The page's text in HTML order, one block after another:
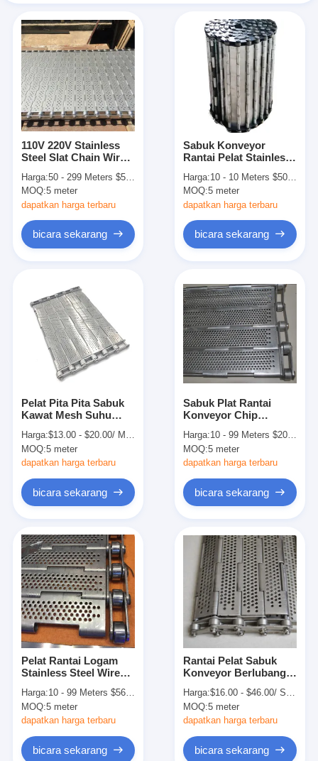
Produk
Tentang kita
Wisata pabrik
Kontrol kualitas
Berita
Semua Kasus
110V 220V Stainless
Steel Slat Chain Wire
Harga:50 - 299 Meters $50.00， 300 - 999 Meters $46.00， >=1000 Meters $42.00
MOQ:5 meter
dapatkan harga terbaru
bicara sekarang
Sabuk Konveyor
Rantai Pelat Stainless
Chip
Harga:10 - 10 Meters $50.00， 11 - 19 Meters $48.00， >=20 Meters $46.00
MOQ:5 meter
dapatkan harga terbaru
bicara sekarang
Pelat Pita Pita Sabuk
Kawat Mesh Suhu
Harga:$13.00 - $20.00/ Meter|5 Meter/Meters(Min. Order)
MOQ:5 meter
dapatkan harga terbaru
bicara sekarang
Sabuk Plat Rantai
Konveyor Chip
berlubang
Harga:10 - 99 Meters $20.00， >=100 Meters $15.00
MOQ:5 meter
dapatkan harga terbaru
bicara sekarang
Pelat Rantai Logam
Stainless Steel Wire
Untuk Industri Chip
Harga:10 - 99 Meters $56.80， 100 - 999 Meters $47.60， >=1000 Meters $25.20
MOQ:5 meter
dapatkan harga terbaru
bicara sekarang
Rantai Pelat Sabuk
Konveyor Berlubang
Tinggi
Harga:$16.00 - $46.00/ Square Meter|10 Square Meter/Square Meters(Min. Order)
MOQ:5 meter
dapatkan harga terbaru
bicara sekarang